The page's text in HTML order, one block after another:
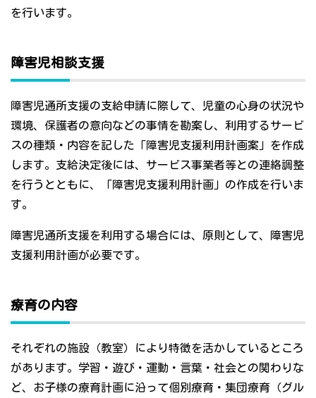
を行います。
障害児相談支援
障害児通所支援の支給申請に際して、児童の心身の状況や
環境、保護者の意向などの事情を勘案し、利用するサービ
スの種類・内容を記した「障害児支援利用計画案」を作成
します。支給決定後には、サービス事業者等との連絡調整
を行うとともに、「障害児支援利用計画」の作成を行いま
す。
障害児通所支援を利用する場合には、原則として、障害児
支援利用計画が必要です。
療育の内容
それぞれの施設（教室）により特徴を活かしているところ
があります。学習・遊び・運動・言葉・社会との関わりな
ど、お子様の療育計画に沿って個別療育・集団療育（グル